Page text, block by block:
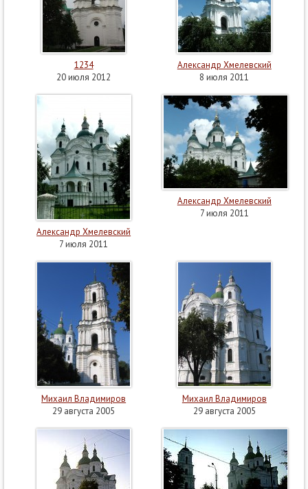
1234
20 июля 2012
Александр Хмелевский
8 июля 2011
Александр Хмелевский
7 июля 2011
Александр Хмелевский
7 июля 2011
Михаил Владимиров
29 августа 2005
Михаил Владимиров
29 августа 2005